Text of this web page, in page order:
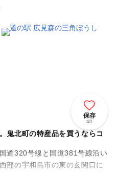
保存
40
鬼北町の特産品を買うならコ
道320号線と国道381号線沿い
部の宇和島市の東の玄関口に